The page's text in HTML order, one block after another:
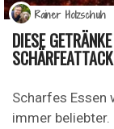
DIESE
Scharfes Essen
immer
Rainer Holzschuh